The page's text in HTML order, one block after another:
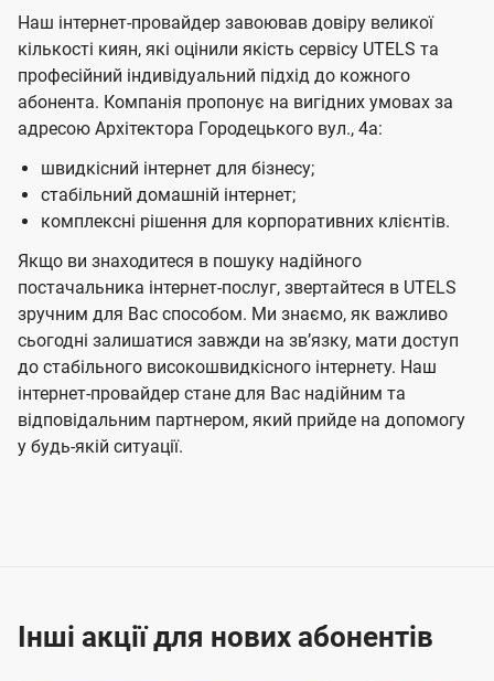
Наш інтернет-провайдер завоював довіру великої
кількості киян, які оцінили якість сервісу UTELS та
професійний індивідуальний підхід до кожного
абонента. Компанія пропонує на вигідних умовах за
адресою Архітектора Городецького вул., 4а:
швидкісний інтернет для бізнесу;
стабільний домашній інтернет;
комплексні рішення для корпоративних клієнтів.
Якщо ви знаходитеся в пошуку надійного
постачальника інтернет-послуг, звертайтеся в UTELS
зручним для Вас способом. Ми знаємо, як важливо
сьогодні залишатися завжди на звʼязку, мати доступ
до стабільного високошвидкісного інтернету. Наш
інтернет-провайдер стане для Вас надійним та
відповідальним партнером, який прийде на допомогу
у будь-якій ситуації.
Інші акції для нових абонентів